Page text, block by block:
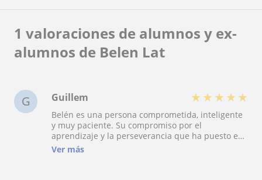
1 valoraciones de alumnos y ex-
alumnos de Belen Lat
G Guillem ★ ★ ★ ★ ★
Belén es una persona comprometida, inteligente
y muy paciente. Su compromiso por el
aprendizaje y la perseverancia que ha puesto en
cada clase me ha ayudado a mejorar
Ver más